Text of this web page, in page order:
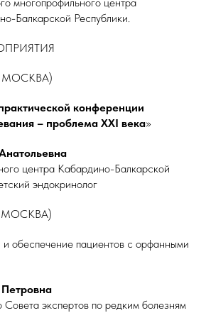
Балкарской Республики.
МОСКВА)
конференции
– проблема XXI века»
центра Кабардино-Балкарской
эндокринолог
МОСКВА)
обеспечение пациентов с орфанными
экспертов по редким болезням